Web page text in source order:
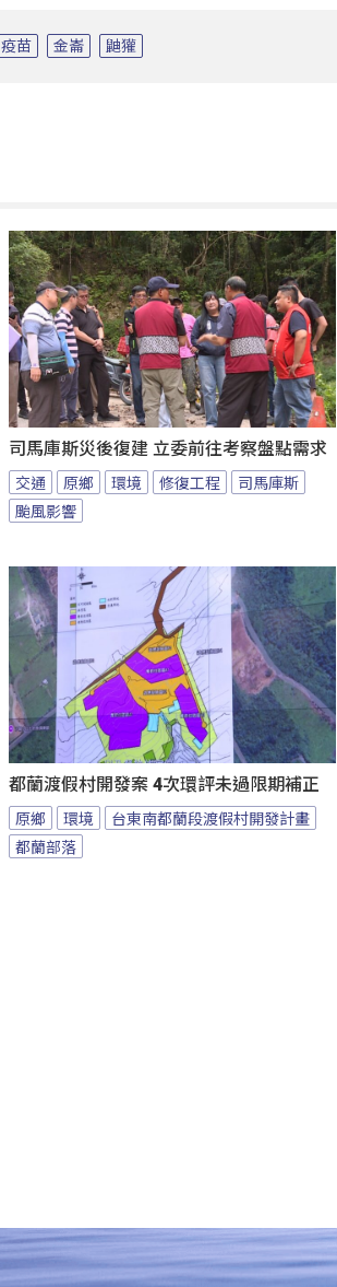
疫苗 金崙 鼬獾
司馬庫斯災後復建 立委前往考察盤點需求
交通 原鄉 環境 修復工程
司馬庫斯
颱風影響
都蘭渡假村開發案 4次環評未過限期補正
原鄉 環境
台東南都蘭段渡假村開發計畫
都蘭部落